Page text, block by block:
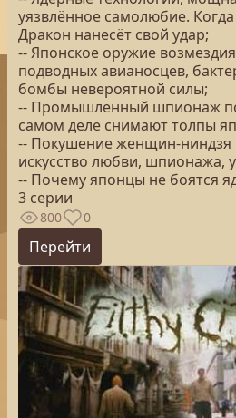
уязвлённое самолюбие.
Дракон нанесёт свой удар;
-- Японское оружие
подводных авианосцев,
бомбы невероятной силы;
-- Промышленный шпионаж
самом деле снимают толпы
-- Покушение женщин-ниндзя
искусство любви, шпионажа,
-- Почему японцы не боятся
3 серии
800 0
Перейти